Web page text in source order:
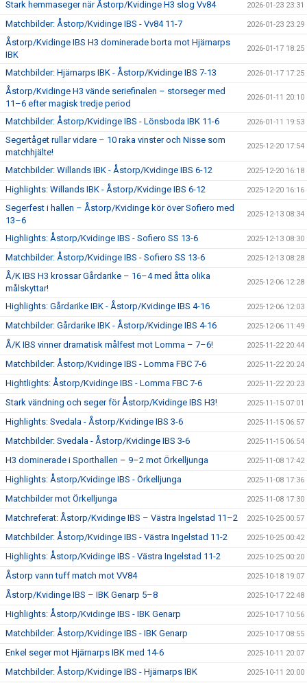
Stark hemmaseger när Åstorp/Kvidinge H3 slog Vv84 2026-01-23 23:31
Matchbilder: Åstorp/Kvidinge IBS - Vv84 11-7 2026-01-23 23:29
Åstorp/Kvidinge IBS H3 dominerade borta mot Hjärnarps
IBK
2026-01-17 18:25
Matchbilder: Hjärnarps IBK - Åstorp/Kvidinge IBS 7-13 2026-01-17 17:25
Åstorp/Kvidinge H3 vände seriefinalen – storseger med
11–6 efter magisk tredje period
2026-01-11 20:10
Matchbilder: Åstorp/Kvidinge IBS - Lönsboda IBK 11-6 2026-01-11 19:53
Segertåget rullar vidare – 10 raka vinster och Nisse som
matchhjälte!
2025-12-20 17:54
Matchbilder: Willands IBK - Åstorp/Kvidinge IBS 6-12 2025-12-20 16:18
Highlights: Willands IBK - Åstorp/Kvidinge IBS 6-12 2025-12-20 16:16
Segerfest i hallen – Åstorp/Kvidinge kör över Sofiero med
13–6
2025-12-13 08:34
Highlights: Åstorp/Kvidinge IBS - Sofiero SS 13-6 2025-12-13 08:30
Matchbilder: Åstorp/Kvidinge IBS - Sofiero SS 13-6 2025-12-13 08:28
Å/K IBS H3 krossar Gårdarike – 16–4 med åtta olika
målskyttar!
2025-12-06 12:28
Highlights: Gårdarike IBK - Åstorp/Kvidinge IBS 4-16 2025-12-06 12:03
Matchbilder: Gårdarike IBK - Åstorp/Kvidinge IBS 4-16 2025-12-06 11:49
Å/K IBS vinner dramatisk målfest mot Lomma – 7–6! 2025-11-22 20:44
Matchbilder: Åstorp/Kvidinge IBS - Lomma FBC 7-6 2025-11-22 20:24
Hightlights: Åstorp/Kvidinge IBS - Lomma FBC 7-6 2025-11-22 20:23
Stark vändning och seger för Åstorp/Kvidinge IBS H3! 2025-11-15 07:01
Highlights: Svedala - Åstorp/Kvidinge IBS 3-6 2025-11-15 06:57
Matchbilder: Svedala - Åstorp/Kvidinge IBS 3-6 2025-11-15 06:54
H3 dominerade i Sporthallen – 9–2 mot Örkelljunga 2025-11-08 17:42
Highlights: Åstorp/Kvidinge IBS - Örkelljunga 2025-11-08 17:36
Matchbilder mot Örkelljunga 2025-11-08 17:30
Matchreferat: Åstorp/Kvidinge IBS – Västra Ingelstad 11–2 2025-10-25 00:57
Matchbilder: Åstorp/Kvidinge IBS - Västra Ingelstad 11-2 2025-10-25 00:42
Highlights: Åstorp/Kvidinge IBS - Västra Ingelstad 11-2 2025-10-25 00:20
Åstorp vann tuff match mot VV84 2025-10-18 19:07
Åstorp/Kvidinge IBS – IBK Genarp 5–8 2025-10-17 22:48
Highlights: Åstorp/Kvidinge IBS - IBK Genarp 2025-10-17 10:56
Matchbilder: Åstorp/Kvidinge IBS - IBK Genarp 2025-10-17 08:55
Enkel seger mot Hjärnarps IBK med 14-6 2025-10-11 20:07
Matchbilder: Åstorp/Kvidinge IBS - Hjärnarps IBK 2025-10-11 20:00